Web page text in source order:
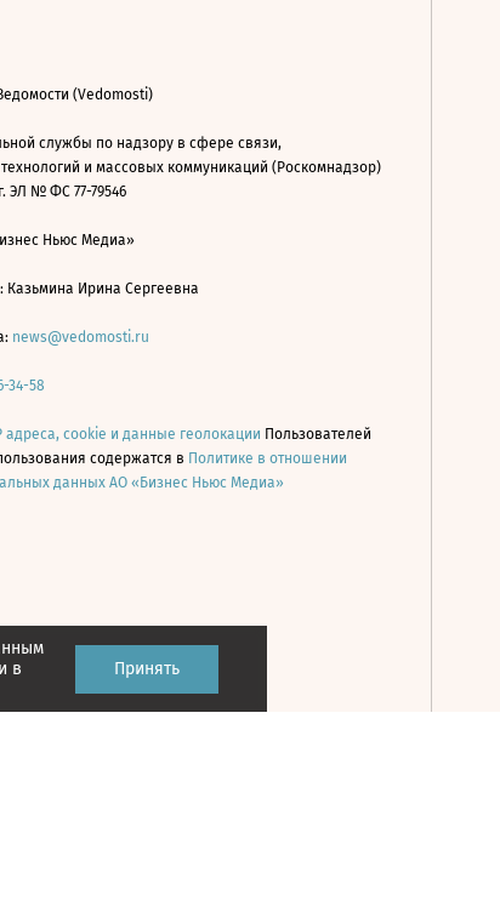
в
Принять
(Vedomosti)
службы по надзору в сфере связи,
и массовых коммуникаций (Роскомнадзор)
ЭЛ № ФС 77-79546
Ньюс Медиа»
Казьмина Ирина Сергеевна
news@vedomosti.ru
34-58
адреса, cookie и данные геолокации Пользователей
содержатся в Политике в отношении
данных АО «Бизнес Ньюс Медиа»